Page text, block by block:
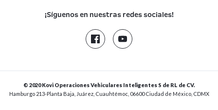
¡Síguenos en nuestras redes sociales!
© 2020 Kovi Operaciones Vehiculares Inteligentes S de RL de CV.
Hamburgo 213-Planta Baja, Juárez, Cuauhtémoc, 06600 Ciudad de México, CDMX